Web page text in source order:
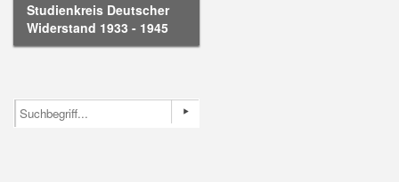
Studienkreis Deutscher
Widerstand 1933 - 1945